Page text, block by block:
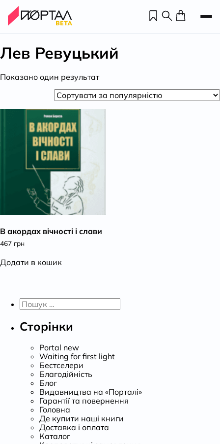
Лев Ревуцький
Показано один результат
В акордах вічності і слави
467 грн
Додати в кошик
Пошук:
Сторінки
Portal new
Waiting for first light
Бестселери
Благодійність
Блог
Видавництва на «Порталі»
Гарантії та повернення
Головна
Де купити наші книги
Доставка і оплата
Каталог